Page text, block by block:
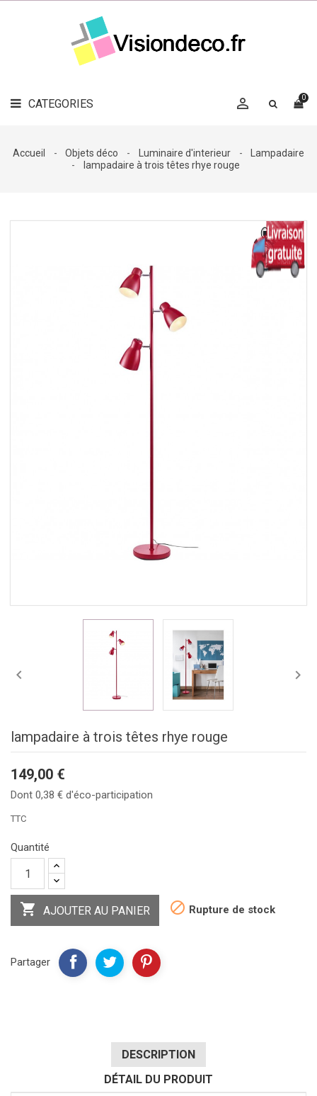
CATEGORIES 0

LE
MAG
DÉCO

DÉCO
Accueil Objets déco Luminaire d'interieur
Lampadaire
lampadaire à trois têtes rhye rouge
 
lampadaire à trois têtes rhye rouge
149,00 €
Dont 0,38 € d'éco-participation
TTC
Quantité
 AJOUTER AU PANIER  Rupture de stock
Partager
DESCRIPTION
DÉTAIL DU PRODUIT